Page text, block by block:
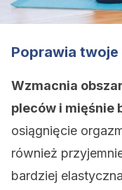
Poprawia twoje
Wzmacnia
pleców i mięśnie
osiągnięcie
również
bardziej